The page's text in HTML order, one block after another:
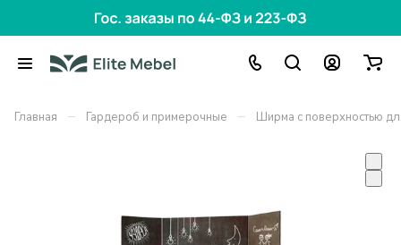
Главная – Гардероб и примерочные – Ширма с поверхностью